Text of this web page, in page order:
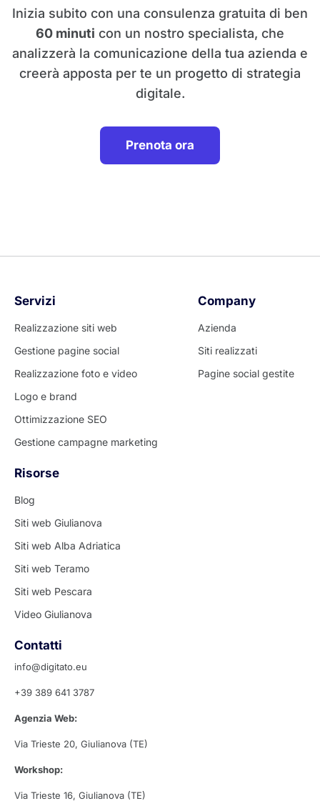
Inizia subito con una consulenza gratuita di ben
60 minuti con un nostro specialista, che
analizzerà la comunicazione della tua azienda e
creerà apposta per te un progetto di strategia
digitale.
Prenota ora
Servizi
Realizzazione siti web
Gestione pagine social
Realizzazione foto e video
Logo e brand
Ottimizzazione SEO
Gestione campagne marketing
Company
Azienda
Siti realizzati
Pagine social gestite
Risorse
Blog
Siti web Giulianova
Siti web Alba Adriatica
Siti web Teramo
Siti web Pescara
Video Giulianova
Contatti
info@digitato.eu
+39 389 641 3787
Agenzia Web:
Via Trieste 20, Giulianova (TE)
Workshop:
Via Trieste 16, Giulianova (TE)